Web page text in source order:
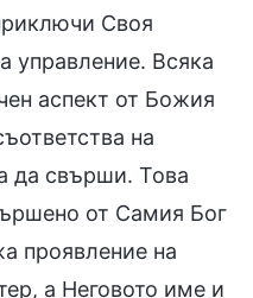
Своя
управление. Всяка
аспект от Божия
на
да свърши. Това
от Самия Бог
проявление на
а Неговото име и